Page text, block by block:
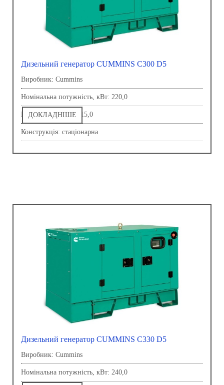
Дизельний генератор CUMMINS C300 D5
Виробник: Сummins
Номінальна потужність, кВт: 220,0
Напруга, В: 230,0-415,0
Конструкція: стаціонарна
ДОКЛАДНІШЕ
Дизельний генератор CUMMINS C330 D5
Виробник: Сummins
Номінальна потужність, кВт: 240,0